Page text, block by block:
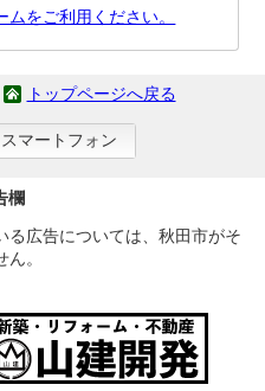
をご利用ください。
トップページへ戻る
スマートフォン
欄
る広告については、秋田市がそ
。